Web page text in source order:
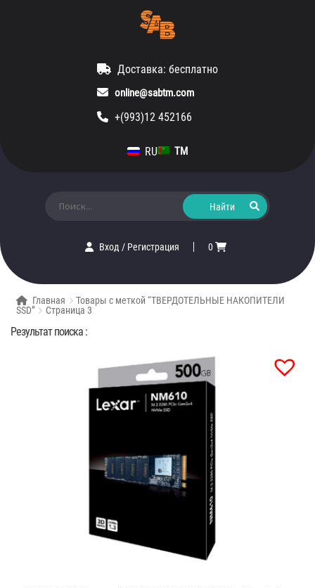
Доставка: бесплатно
online@sabtm.com
+(993)12 452166
RU TM
Вход/ Регистрация 0
Главная
Товары с меткой “ТВЕРДОТЕЛЬНЫЕ НАКОПИТЕЛИ
SSD”
Страница 3
Результат поиска :